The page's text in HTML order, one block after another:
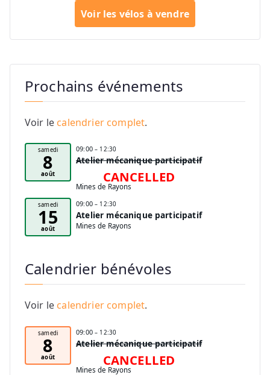
Voir les vélos à vendre
Prochains événements
Voir le calendrier complet.
samedi
8
août
09:00 – 12:30
Atelier mécanique participatif
CANCELLED
Mines de Rayons
samedi
15
août
09:00 – 12:30
Atelier mécanique participatif
Mines de Rayons
Calendrier bénévoles
Voir le calendrier complet.
samedi
8
août
09:00 – 12:30
Atelier mécanique participatif
CANCELLED
Mines de Rayons